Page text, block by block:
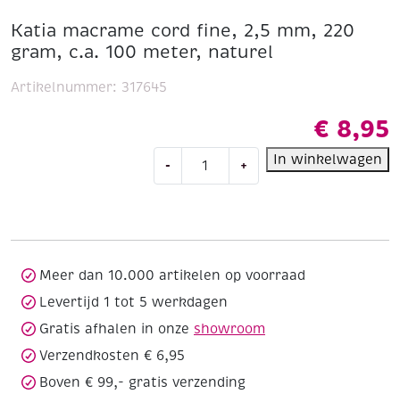
Katia macrame cord fine, 2,5 mm, 220
gram, c.a. 100 meter, naturel
€ 8,95
-
macrame
220
100
meter,
+ In winkelwagen
Artikelnummer: 317645
Meer dan 10.000 artikelen op voorraad
Levertijd 1 tot 5 werkdagen
Gratis afhalen in onze showroom
Verzendkosten € 6,95
Boven € 99,- gratis verzending